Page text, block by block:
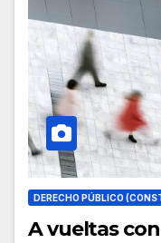
DERECHO PÚBLICO
A vueltas